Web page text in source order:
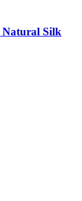
Natural Silk